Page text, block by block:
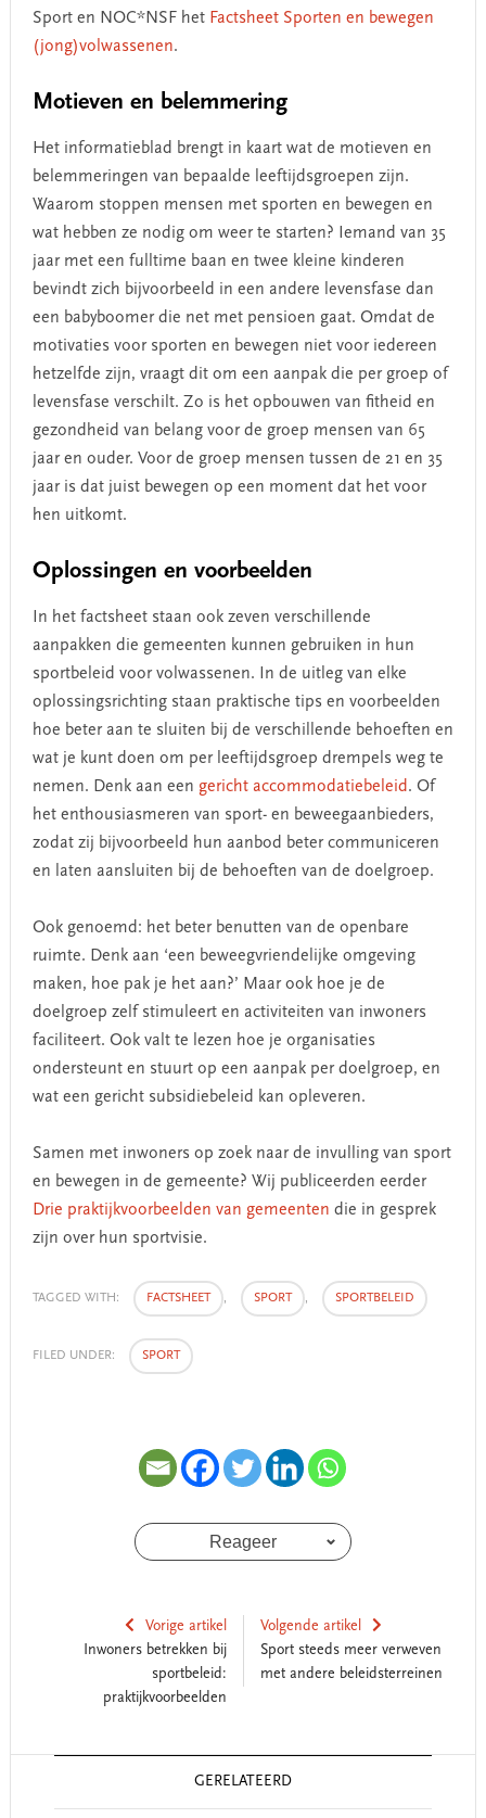
Sport en NOC*NSF het Factsheet Sporten en bewegen
(jong)volwassenen.
Motieven en belemmering
Het informatieblad brengt in kaart wat de motieven en
belemmeringen van bepaalde leeftijdsgroepen zijn.
Waarom stoppen mensen met sporten en bewegen en
wat hebben ze nodig om weer te starten? Iemand van 35
jaar met een fulltime baan en twee kleine kinderen
bevindt zich bijvoorbeeld in een andere levensfase dan
een babyboomer die net met pensioen gaat. Omdat de
motivaties voor sporten en bewegen niet voor iedereen
hetzelfde zijn, vraagt dit om een aanpak die per groep of
levensfase verschilt. Zo is het opbouwen van fitheid en
gezondheid van belang voor de groep mensen van 65
jaar en ouder. Voor de groep mensen tussen de 21 en 35
jaar is dat juist bewegen op een moment dat het voor
hen uitkomt.
Oplossingen en voorbeelden
In het factsheet staan ook zeven verschillende
aanpakken die gemeenten kunnen gebruiken in hun
sportbeleid voor volwassenen. In de uitleg van elke
oplossingsrichting staan praktische tips en voorbeelden
hoe beter aan te sluiten bij de verschillende behoeften en
wat je kunt doen om per leeftijdsgroep drempels weg te
nemen. Denk aan een gericht accommodatiebeleid. Of
het enthousiasmeren van sport- en beweegaanbieders,
zodat zij bijvoorbeeld hun aanbod beter communiceren
en laten aansluiten bij de behoeften van de doelgroep.
Ook genoemd: het beter benutten van de openbare
ruimte. Denk aan ‘een beweegvriendelijke omgeving
maken, hoe pak je het aan?’ Maar ook hoe je de
doelgroep zelf stimuleert en activiteiten van inwoners
faciliteert. Ook valt te lezen hoe je organisaties
ondersteunt en stuurt op een aanpak per doelgroep, en
wat een gericht subsidiebeleid kan opleveren.
Samen met inwoners op zoek naar de invulling van sport
en bewegen in de gemeente? Wij publiceerden eerder
Drie praktijkvoorbeelden van gemeenten die in gesprek
zijn over hun sportvisie.
TAGGED WITH: FACTSHEET , SPORT , SPORTBELEID
FILED UNDER: SPORT
Reageer
Vorige artikel
Inwoners betrekken bij
sportbeleid:
praktijkvoorbeelden
Volgende artikel
Sport steeds meer verweven
met andere beleidsterreinen
GERELATEERD